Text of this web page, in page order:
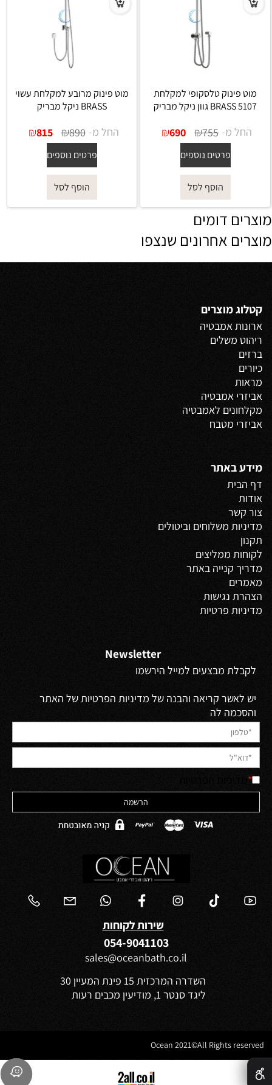
מוט פינוק טלסקופי למקלחת
5107 BRASS גוון ניקל מבריק
החל מ- ₪755
₪690
פרטים נוספים
הוסף לסל
מוט פינוק מרובע למקלחת עשוי
BRASS ניקל מבריק
החל מ- ₪890
₪815
פרטים נוספים
הוסף לסל
מוצרים דומים
מוצרים אחרונים שנצפו
קטלוג מוצרים
ארונות אמבטיה
ריהוט משלים
ברזים
כיורים
מראות
אביזרי אמבטיה
מקלחונים לאמבטיה
אביזרי מטבח
מידע באתר
דף הבית
אודות
צור קשר
מדיניות משלוחים וביטולים
תקנון
לקוחות ממליצים
מדריך קנייה באתר
מאמרים
הצהרת נגישות
מדיניות פרטיות
Newsletter
לקבלת מבצעים למייל הירשמו
יש לאשר קריאה והבנה של מדיניות הפרטיות של האתר
והסכמה לה
*
שירות לקוחות
054-9041103
sales@oceanbath.co.il
השדרה המרכזית 15 פינת המעיין 30
ליגד סנטר 1, מודיעין מכבים רעות